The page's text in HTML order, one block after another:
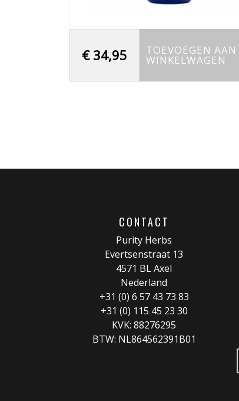
€34,95 TOEVOEGEN AAN
WINKELWAGEN
CONTACT
Purity Herbs
Evertsenstraat 13
4571 BL Axel
Nederland
+31 (0) 6 57 43 73 83
+31 (0) 115 45 23 30
KVK: 88276295
BTW: NL864562391B01